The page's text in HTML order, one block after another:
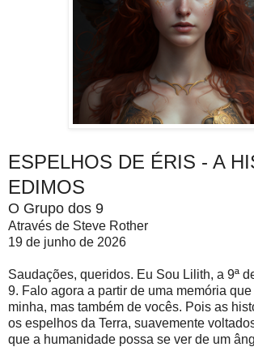
ESPELHOS DE ÉRIS - A
EDIMOS
O Grupo dos 9
Através de Steve Rother
19 de junho de 2026
Saudações, queridos. Eu Sou Lilith, a 9ª
9. Falo agora a partir de uma memória
minha, mas também de vocês. Pois as
os espelhos da Terra, suavemente
que a humanidade possa se ver de um